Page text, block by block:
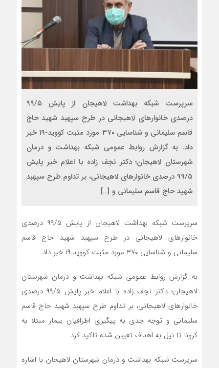
سرپرست شبکه بهداشت لاهیجان از پایش ۹۹/۵
درصدی خانوارهای لاهیجانی در طرح سپهبد شهید حاج
قاسم سلیمانی و شناسایی ۳۷۰ مورد مثبت کووید-۱۹ خبر
داد. به گزارش روابط عمومی شبکه بهداشت و درمان
شهرستان لاهیجان؛ دکتر نجف زاده با اعلام خبر پایش
۹۹/۵ درصدی خانوارهای لاهیجانی، بر تداوم طرح سپهبد
شهید حاج قاسم سلیمانی و […]
سرپرست شبکه بهداشت لاهیجان از پایش ۹۹/۵ درصدی
خانوارهای لاهیجانی در طرح سپهبد شهید حاج قاسم
سلیمانی و شناسایی ۳۷۰ مورد مثبت کووید-۱۹ خبر داد.
به گزارش روابط عمومی شبکه بهداشت و درمان شهرستان
لاهیجان؛ دکتر نجف زاده با اعلام خبر پایش ۹۹/۵ درصدی
خانوارهای لاهیجانی، بر تداوم طرح سپهبد شهید حاج قاسم
سلیمانی و توجه جدی به پیگیری اطرافیان بیمار مبتلا به
کرونا تا نیل به اهداف تعیین شده تاکید کرد.
سرپرست شبکه بهداشت و درمان شهرستان لاهیجان با اشاره